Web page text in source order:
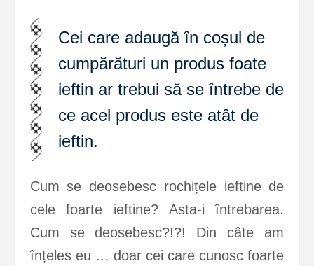
Cei care adaugă în coșul de
cumpărături un produs foate
ieftin ar trebui să se întrebe de
ce acel produs este atât de
ieftin.
Cum se deosebesc rochițele ieftine de
cele foarte ieftine? Asta-i întrebarea.
Cum se deosebesc?!?! Din câte am
înțeles eu … doar cei care cunosc foarte